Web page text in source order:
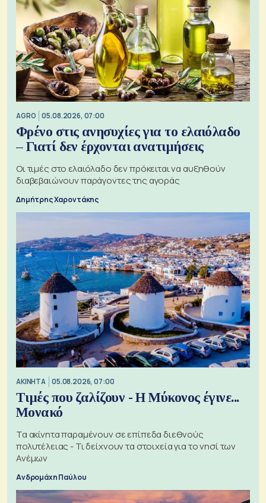
AGRO 05.08.2026, 07:00
Φρένο στις ανησυχίες για το ελαιόλαδο
– Γιατί δεν έρχονται ανατιμήσεις
Οι τιμές στο ελαιόλαδο δεν πρόκειται να αυξηθούν
διαβεβαιώνουν παράγοντες της αγοράς
Δημήτρης Χαροντάκης
ΑΚΙΝΗΤΑ 05.08.2026, 07:00
Τιμές που ζαλίζουν - Η Μύκονος έγινε...
Μονακό
Τα ακίνητα παραμένουν σε επίπεδα διεθνούς
πολυτέλειας - Τι δείχνουν τα στοιχεία για το νησί των
Ανέμων
Ανδρομάχη Παύλου